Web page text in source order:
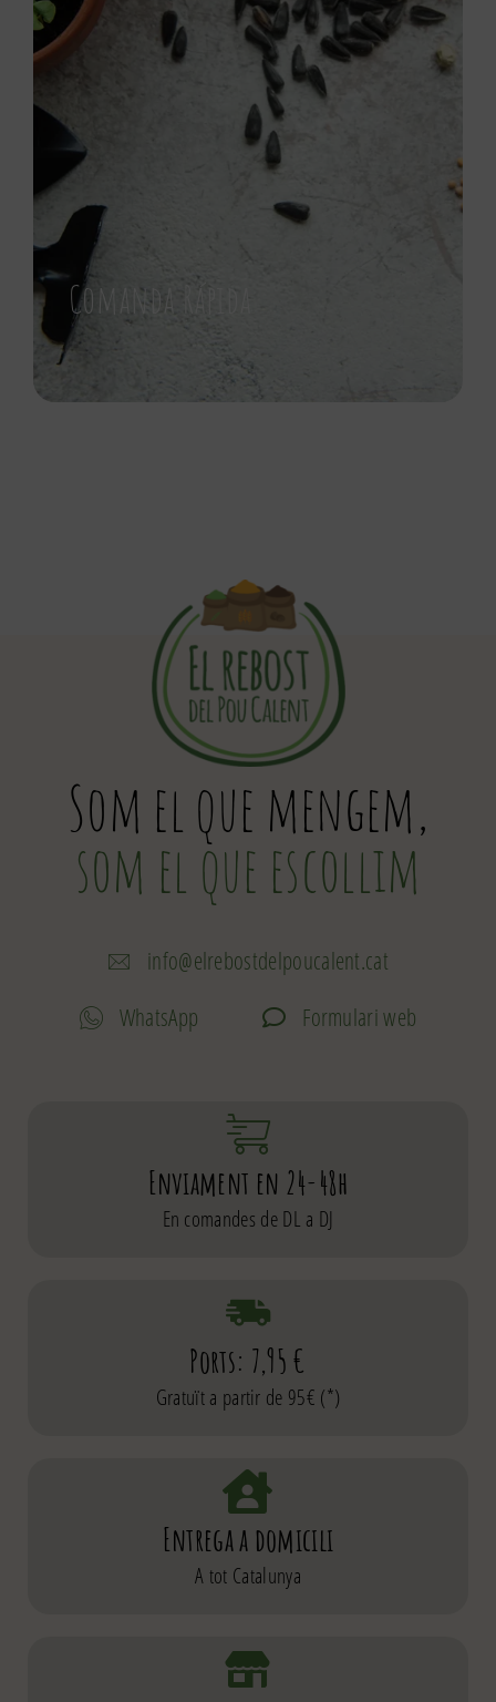
Comanda Rápida
Som el que mengem,
som el que escollim
info@elrebostdelpoucalent.cat
WhatsApp
Formulari web
Enviament en 24-48h
En comandes de DL a DJ
Ports: 7,95 €
Gratuït a partir de 95€ (*)
Entrega a domicili
A tot Catalunya